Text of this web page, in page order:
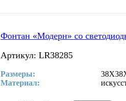
Фонтан «Модерн» со
Артикул: LR38285
Размеры:
Материал: